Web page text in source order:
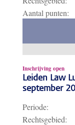
Aantal punten:
Inschrijving open
Leiden Law
september
Periode:
Rechtsgebied: